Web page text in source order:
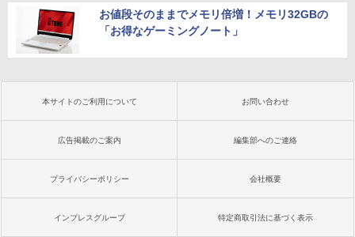
お値段そのままでメモリ倍増！メモリ32GBの
「お得なゲーミングノート」
本サイトのご利用について お問い合わせ
広告掲載のご案内 編集部へのご連絡
プライバシーポリシー 会社概要
インプレスグループ 特定商取引法に基づく表示